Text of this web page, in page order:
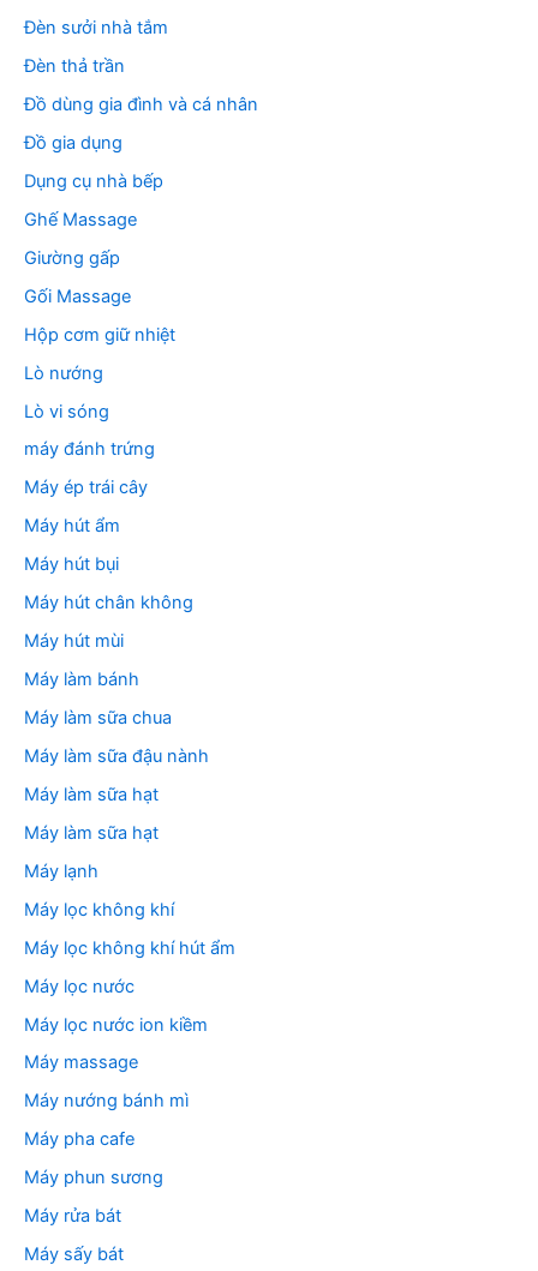
Đèn sưởi nhà tắm
Đèn thả trần
Đồ dùng gia đình và cá nhân
Đồ gia dụng
Dụng cụ nhà bếp
Ghế Massage
Giường gấp
Gối Massage
Hộp cơm giữ nhiệt
Lò nướng
Lò vi sóng
máy đánh trứng
Máy ép trái cây
Máy hút ẩm
Máy hút bụi
Máy hút chân không
Máy hút mùi
Máy làm bánh
Máy làm sữa chua
Máy làm sữa đậu nành
Máy làm sữa hạt
Máy làm sữa hạt
Máy lạnh
Máy lọc không khí
Máy lọc không khí hút ẩm
Máy lọc nước
Máy lọc nước ion kiềm
Máy massage
Máy nướng bánh mì
Máy pha cafe
Máy phun sương
Máy rửa bát
Máy sấy bát